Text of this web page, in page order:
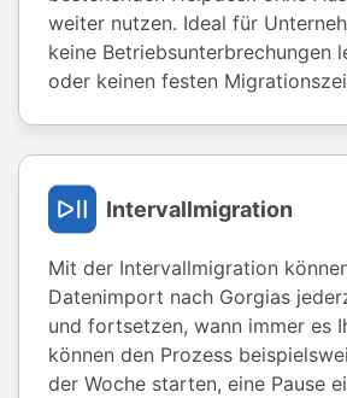
weiter nutzen. Ideal für
keine Betriebsunterbrechungen
oder keinen festen
Intervallmigration
Mit der Intervallmigration
Datenimport nach Gorgias
und fortsetzen, wann immer es
können den Prozess
der Woche starten, eine Pause